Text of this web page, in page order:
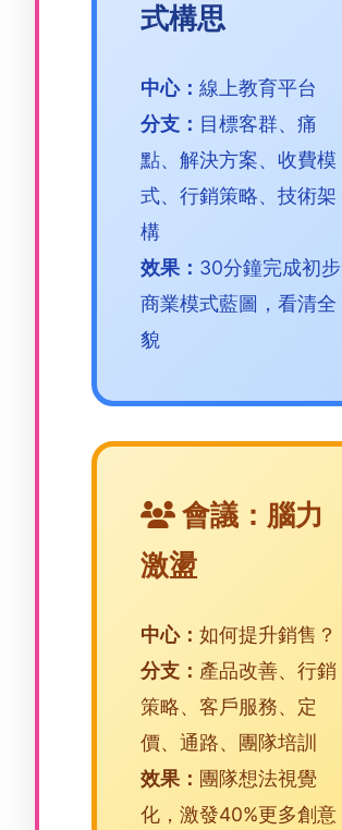
式構思
中心： 線上教育平台
分支： 目標客群、痛
點、解決方案、收費模
式、行銷策略、技術架
構
效果： 30分鐘完成初步
商業模式藍圖，看清全
貌
會議：腦力
激盪
中心： 如何提升銷售？
分支： 產品改善、行銷
策略、客戶服務、定
價、通路、團隊培訓
效果： 團隊想法視覺
化，激發40%更多創意